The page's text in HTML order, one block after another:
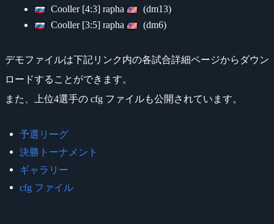
Cooller [4:3] rapha
(dm13)
Cooller [3:5] rapha
(dm6)
デモファイルは下記リンク内の各試合詳細ページからダウン
ロードすることができます。
また、上位4選手の cfg ファイルも公開されています。
予選リーグ
決勝トーナメント
ギャラリー
cfg ファイル